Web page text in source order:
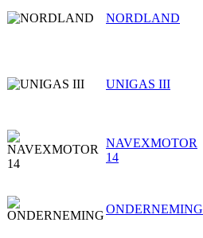
NORDLAND
UNIGAS III
NAVEXMOTOR
14
ONDERNEMING